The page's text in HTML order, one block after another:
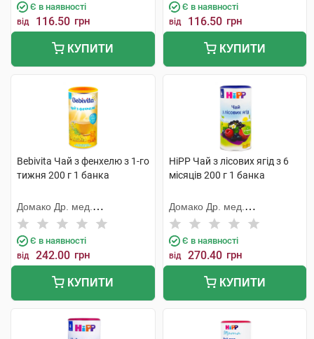
Є в наявності
від 116.50 грн
КУПИТИ
Є в наявності
від 116.50 грн
КУПИТИ
Bebivita Чай з фенхелю з 1-го
тижня 200 г 1 банка
Домако Др. мед.
Ауфдермаур АГ
Є в наявності
від 242.00 грн
КУПИТИ
HiPP Чай з лісових ягід з 6
місяців 200 г 1 банка
Домако Др. мед.
Ауфдермаур АГ
Є в наявності
від 270.40 грн
КУПИТИ